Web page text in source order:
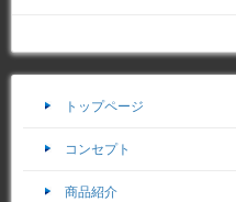
トップページ
コンセプト
商品紹介